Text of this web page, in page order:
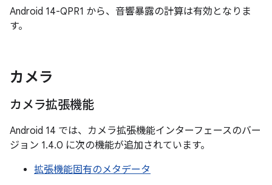
Android 14-QPR1 から、音響暴露の計算は有効となりま
す。
カメラ
カメラ拡張機能
Android 14 では、カメラ拡張機能インターフェースのバー
ジョン 1.4.0 に次の機能が追加されています。
拡張機能固有のメタデータ